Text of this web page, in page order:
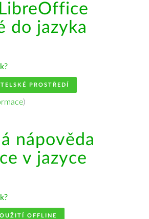
do jazyka
PROSTŘEDÍ
)
nápověda
v jazyce
OFFLINE